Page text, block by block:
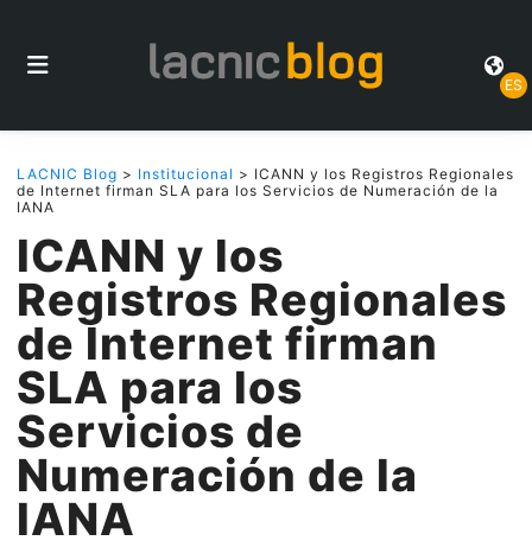
ES
LACNIC Blog > Institucional > ICANN y los Registros Regionales
de Internet firman SLA para los Servicios de Numeración de la
IANA
ICANN y los
Registros Regionales
de Internet firman
SLA para los
Servicios de
Numeración de la
IANA